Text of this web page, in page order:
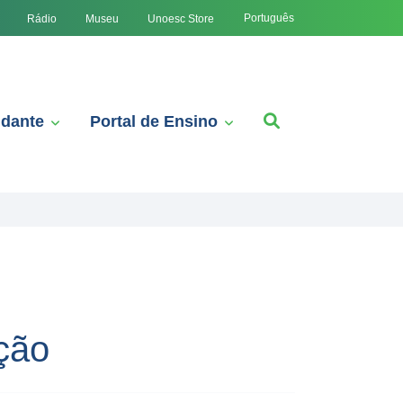
Rádio Museu Unoesc Store Português
Portal de Ensino